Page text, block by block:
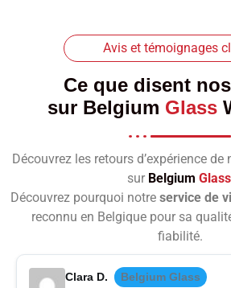
Avis et témoignages
Ce que disent
sur Belgium Glass
Découvrez les retours d’expérience
sur Belgium Glass
Découvrez pourquoi notre service de
reconnu en Belgique pour sa
fiabilité.
Clara D.
Belgium Glass